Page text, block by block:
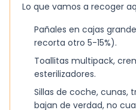
Lo que vamos a recoger
Pañales en cajas
recorta otro 5-15%).
Toallitas multipack,
esterilizadores.
Sillas de coche, cunas,
bajan de verdad, no